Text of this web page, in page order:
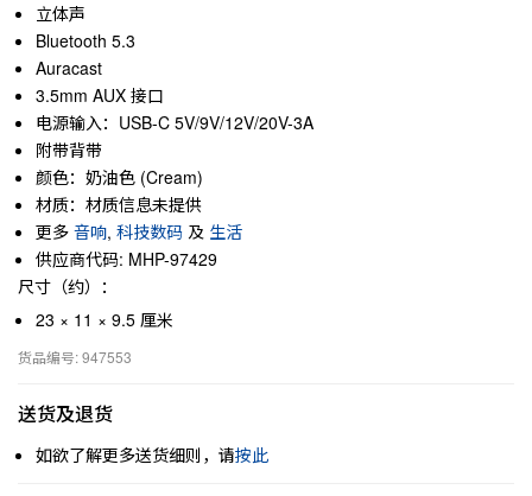
立体声
Bluetooth 5.3
Auracast
3.5mm AUX 接口
电源输入：USB-C 5V/9V/12V/20V-3A
附带背带
颜色：奶油色 (Cream)
材质：材质信息未提供
更多 音响, 科技数码 及 生活
供应商代码: MHP-97429
尺寸（约）：
23 × 11 × 9.5 厘米
货品编号: 947553
送货及退货
如欲了解更多送货细则，请按此